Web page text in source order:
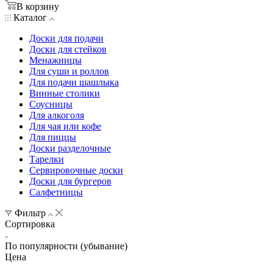
В корзину
Каталог
Доски для подачи
Доски для стейков
Менажницы
Для суши и роллов
Для подачи шашлыка
Винные столики
Соусницы
Для алкоголя
Для чая или кофе
Для пиццы
Доски разделочные
Тарелки
Сервировочные доски
Доски для бургеров
Салфетницы
Фильтр
Сортировка
По популярности (убывание)
Цена